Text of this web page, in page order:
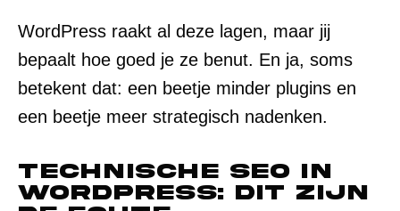
WordPress raakt al deze lagen, maar jij
bepaalt hoe goed je ze benut. En ja, soms
betekent dat: een beetje minder plugins en
een beetje meer strategisch nadenken.
Technische SEO in
WordPress: dit zijn